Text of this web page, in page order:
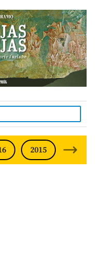
FRIULIAN MONTHLY
2015 2014